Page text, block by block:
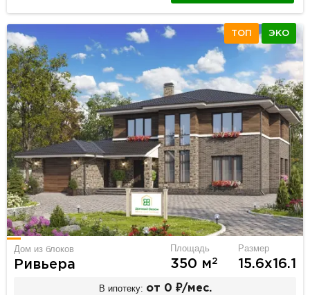
ТОП ЭКО
Дом из блоков
Ривьера
Площадь
350 м2
Размер
15.6х16.1
В ипотеку: от 0 ₽/мес.